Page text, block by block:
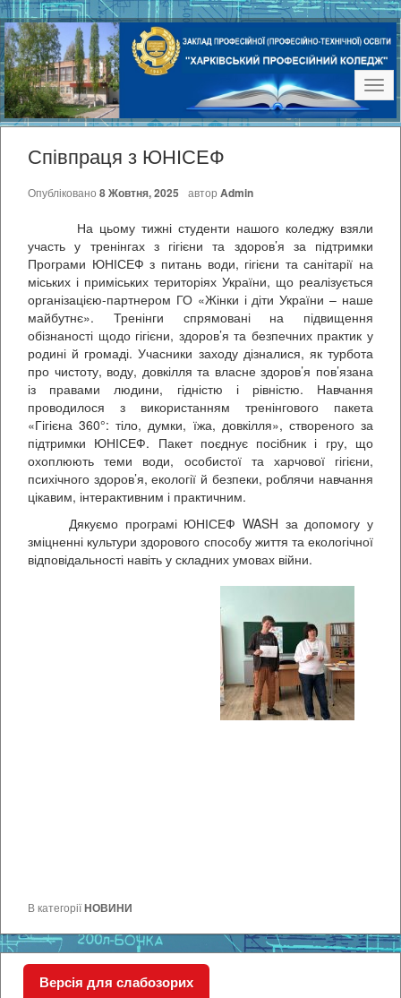
Співпраця з ЮНІСЕФ
Опубліковано 8 Жовтня, 2025 автор Admin
На цьому тижні студенти нашого коледжу взяли
участь у тренінгах з гігієни та здоров’я за підтримки
Програми ЮНІСЕФ з питань води, гігієни та санітарії на
міських і приміських територіях України, що реалізується
організацією-партнером ГО «Жінки і діти України – наше
майбутнє». Тренінги спрямовані на підвищення
обізнаності щодо гігієни, здоров’я та безпечних практик у
родині й громаді. Учасники заходу дізналися, як турбота
про чистоту, воду, довкілля та власне здоров’я пов’язана
із правами людини, гідністю і рівністю. Навчання
проводилося з використанням тренінгового пакета
«Гігієна 360°: тіло, думки, їжа, довкілля», створеного за
підтримки ЮНІСЕФ. Пакет поєднує посібник і гру, що
охоплюють теми води, особистої та харчової гігієни,
психічного здоров’я, екології й безпеки, роблячи навчання
цікавим, інтерактивним і практичним.
Дякуємо програмі ЮНІСЕФ WASH за допомогу у
зміцненні культури здорового способу життя та екологічної
відповідальності навіть у складних умовах війни.
В категоріїНОВИНИ
Версія для слабозорих